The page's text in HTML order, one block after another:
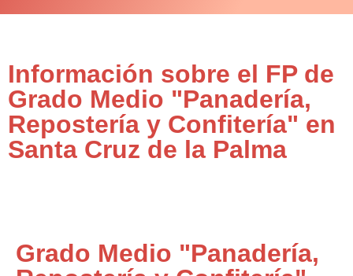
Información sobre el FP de
Grado Medio "Panadería,
Repostería y Confitería" en
Santa Cruz de la Palma
Grado Medio "Panadería,